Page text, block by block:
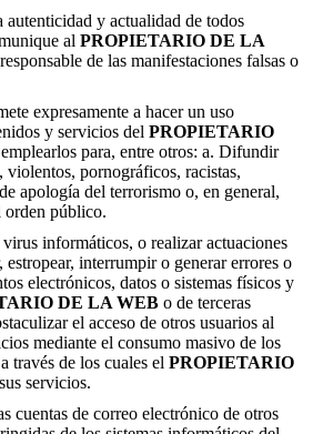
autenticidad y actualidad de todos
al PROPIETARIO DE LA
de las manifestaciones falsas o
expresamente a hacer un uso
y servicios del PROPIETARIO
para, entre otros: a. Difundir
pornográficos, racistas,
apología del terrorismo o, en general,
orden público.
informáticos, o realizar actuaciones
estropear, interrumpir o generar errores o
electrónicos, datos o sistemas físicos y
DE LA WEB o de terceras
el acceso de otros usuarios al
mediante el consumo masivo de los
través de los cuales el PROPIETARIO
servicios.
cuentas de correo electrónico de otros